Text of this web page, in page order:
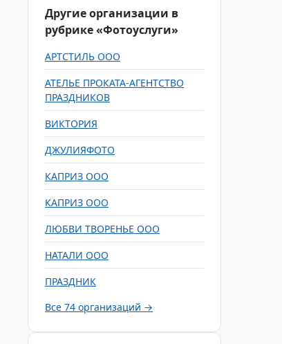
Другие организации в
рубрике «Фотоуслуги»
АРТСТИЛЬ ООО
АТЕЛЬЕ ПРОКАТА-АГЕНТСТВО
ПРАЗДНИКОВ
ВИКТОРИЯ
ДЖУЛИЯФОТО
КАПРИЗ ООО
КАПРИЗ ООО
ЛЮБВИ ТВОРЕНЬЕ ООО
НАТАЛИ ООО
ПРАЗДНИК
Все 74 организаций →